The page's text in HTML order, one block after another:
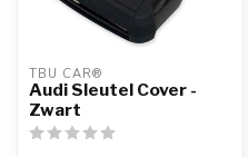
TBU CAR®
Audi Sleutel Cover -
Zwart